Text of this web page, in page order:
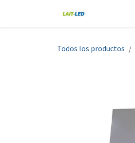
Todos los productos